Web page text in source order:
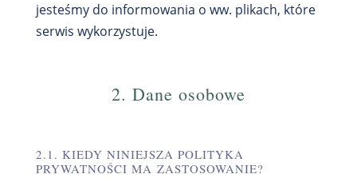
jesteśmy do informowania o ww. plikach, które
serwis wykorzystuje.
2. Dane osobowe
2.1. KIEDY NINIEJSZA POLITYKA
PRYWATNOŚCI MA ZASTOSOWANIE?